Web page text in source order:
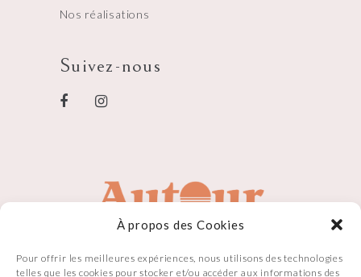
À propos des Cookies
Pour offrir les meilleures expériences, nous utilisons des technologies
telles que les cookies pour stocker et/ou accéder aux informations des
Nos réalisations
Suivez-nous